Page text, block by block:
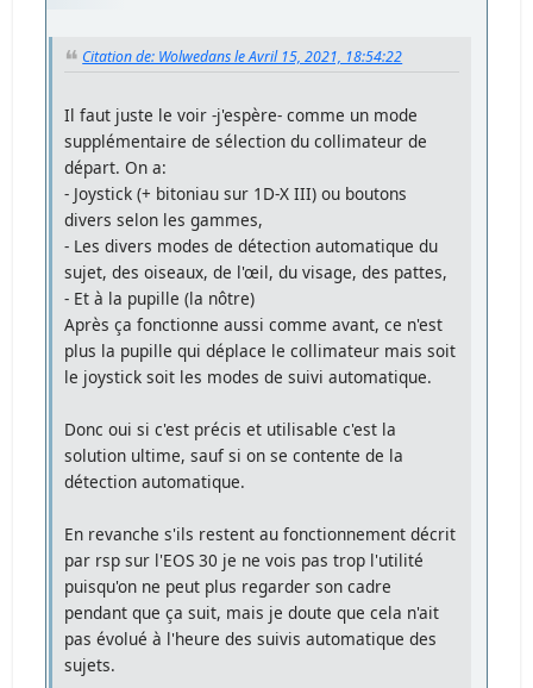
Citation de: Wolwedans le Avril 15, 2021, 18:54:22
Il faut juste le voir -j'espère- comme un mode
supplémentaire de sélection du collimateur de
départ. On a:
- Joystick (+ bitoniau sur 1D-X III) ou boutons
divers selon les gammes,
- Les divers modes de détection automatique du
sujet, des oiseaux, de l'œil, du visage, des pattes,
- Et à la pupille (la nôtre)
Après ça fonctionne aussi comme avant, ce n'est
plus la pupille qui déplace le collimateur mais soit
le joystick soit les modes de suivi automatique.
Donc oui si c'est précis et utilisable c'est la
solution ultime, sauf si on se contente de la
détection automatique.
En revanche s'ils restent au fonctionnement décrit
par rsp sur l'EOS 30 je ne vois pas trop l'utilité
puisqu'on ne peut plus regarder son cadre
pendant que ça suit, mais je doute que cela n'ait
pas évolué à l'heure des suivis automatique des
sujets.